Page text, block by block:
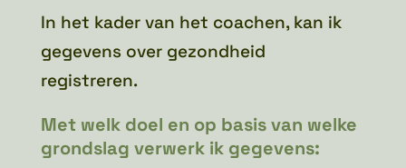
In het kader van het coachen, kan ik
gegevens over gezondheid
registreren.
Met welk doel en op basis van welke
grondslag verwerk ik gegevens: